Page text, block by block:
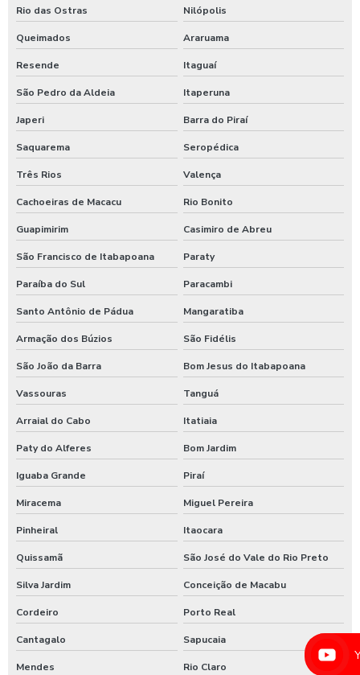
Ficheiro para ducha de praia
Fornecedor de aspirador self service
Germicida automotivo
Germicida para carros
Higienização automotiva
Higienização automotiva contra covid 19
Higienização automotiva preço
Higienização automotiva a seco
Higienização automotiva valor
Higienização de carros valor
Lava caminhões
Lava ônibus
Lava rápido self service em posto de gasolina
Lavador de ônibus preco
Lavadora de alta pressão com controle remoto
Lavadora de alta pressão para lavar caminhões
Lavadora de alta pressão para lavar ônibus
Lavadora automática de carros
Rio das Ostras Nilópolis
Queimados Araruama
Resende Itaguaí
São Pedro da Aldeia Itaperuna
Japeri Barra do Piraí
Saquarema Seropédica
Três Rios Valença
Cachoeiras de Macacu Rio Bonito
Guapimirim Casimiro de Abreu
São Francisco de Itabapoana Paraty
Paraíba do Sul Paracambi
Santo Antônio de Pádua Mangaratiba
Armação dos Búzios São Fidélis
São João da Barra Bom Jesus do Itabapoana
Vassouras Tanguá
Arraial do Cabo Itatiaia
Paty do Alferes Bom Jardim
Iguaba Grande Piraí
Miracema Miguel Pereira
Pinheiral Itaocara
Quissamã São José do Vale do Rio Preto
Silva Jardim Conceição de Macabu
Cordeiro Porto Real
Cantagalo Sapucaia
Mendes Rio Claro